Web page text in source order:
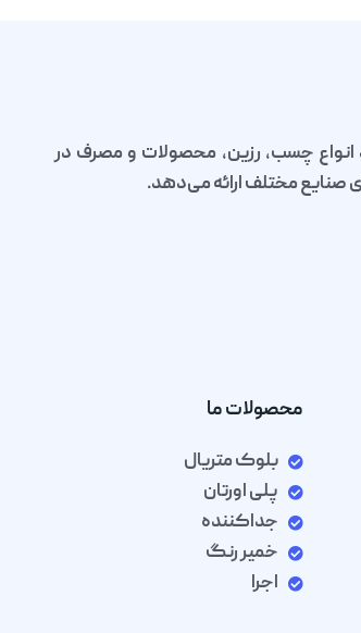
انواع چسب، رزین، محصولات و مصرف در
صنایع مختلف ارائه می‌دهد.
محصولات ما
بلوک متریال
پلی اورتان
جداکننده
خمیر رنگ
اجرا